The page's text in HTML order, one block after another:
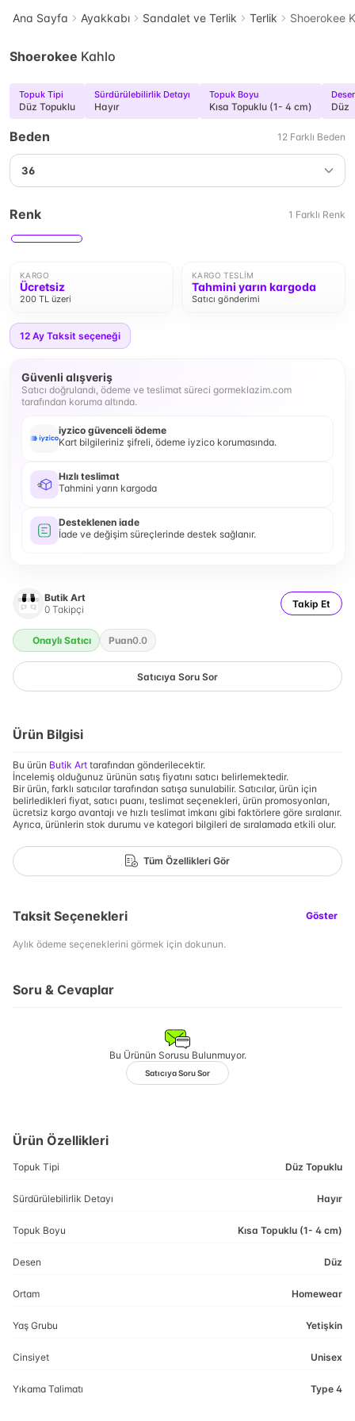
Ana Sayfa Ayakkabı Sandalet ve Terlik Terlik Shoerokee
Shoerokee Kahlo
Topuk Tipi
Düz Topuklu
Sürdürülebilirlik Detayı
Hayır
Topuk Boyu
Kısa Topuklu (1- 4 cm) Düz
Beden 12 Farklı Beden
36
Renk 1 Farklı Renk
KARGO
Ücretsiz
200 TL üzeri
KARGO TESLIM
Tahmini yarın kargoda
Satıcı gönderimi
12 Ay Taksit seçeneği
Güvenli alışveriş
Satıcı doğrulandı, ödeme ve teslimat süreci gormeklazim.com
tarafından koruma altında.
iyzico güvenceli ödeme
Kart bilgileriniz şifreli, ödeme iyzico korumasında.
Hızlı teslimat
Tahmini yarın kargoda
Desteklenen iade
İade ve değişim süreçlerinde destek sağlanır.
Butik Art
0 Takipçi Takip Et
Onaylı Satıcı Puan0.0
Satıcıya Soru Sor
Ürün Bilgisi
Bu ürün Butik Art tarafından gönderilecektir.
İncelemiş olduğunuz ürünün satış fiyatını satıcı belirlemektedir.
Bir ürün, farklı satıcılar tarafından satışa sunulabilir. Satıcılar, ürün için
belirledikleri fiyat, satıcı puanı, teslimat seçenekleri, ürün promosyonları,
ücretsiz kargo avantajı ve hızlı teslimat imkanı gibi faktörlere göre sıralanır.
Ayrıca, ürünlerin stok durumu ve kategori bilgileri de sıralamada etkili olur.
Tüm Özellikleri Gör
Taksit Seçenekleri Göster
Aylık ödeme seçeneklerini görmek için dokunun.
Soru & Cevaplar
Bu Ürünün Sorusu Bulunmuyor.
Satıcıya Soru Sor
Ürün Özellikleri
Topuk Tipi Düz Topuklu
Sürdürülebilirlik Detayı Hayır
Topuk Boyu Kısa Topuklu (1- 4 cm)
Desen Düz
Ortam Homewear
Yaş Grubu Yetişkin
Cinsiyet Unisex
Yıkama Talimatı Type 4